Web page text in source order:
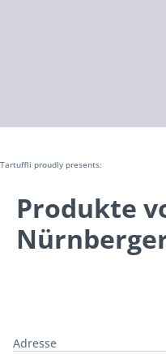
Tartuffli proudly presents:
Produkte
Adresse